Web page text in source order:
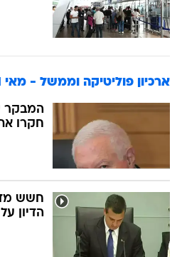
ארכיון פוליטיקה וממשל - מאי 2011
המבקר
חקרו
חשש
הדיון